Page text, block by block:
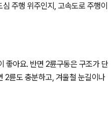
주행 위주인지, 고속도로 주행이
좋아요. 반면 2륜구동은 구조가 단
2륜도 충분하고, 겨울철 눈길이나